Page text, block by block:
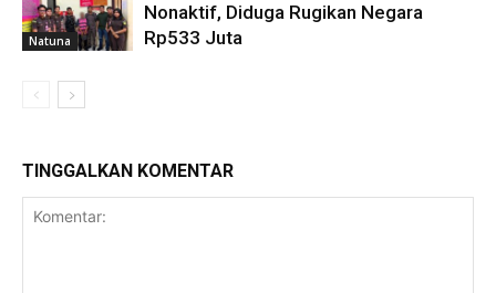
Natuna
Nonaktif, Diduga Rugikan Negara
Rp533 Juta
TINGGALKAN KOMENTAR